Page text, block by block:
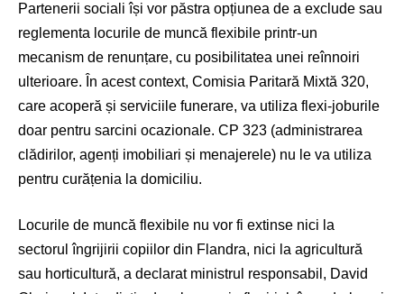
Partenerii sociali își vor păstra opțiunea de a exclude sau
reglementa locurile de muncă flexibile printr-un
mecanism de renunțare, cu posibilitatea unei reînnoiri
ulterioare. În acest context, Comisia Paritară Mixtă 320,
care acoperă și serviciile funerare, va utiliza flexi-joburile
doar pentru sarcini ocazionale. CP 323 (administrarea
clădirilor, agenți imobiliari și menajerele) nu le va utiliza
pentru curățenia la domiciliu.
Locurile de muncă flexibile nu vor fi extinse nici la
sectorul îngrijirii copiilor din Flandra, nici la agricultură
sau horticultură, a declarat ministrul responsabil, David